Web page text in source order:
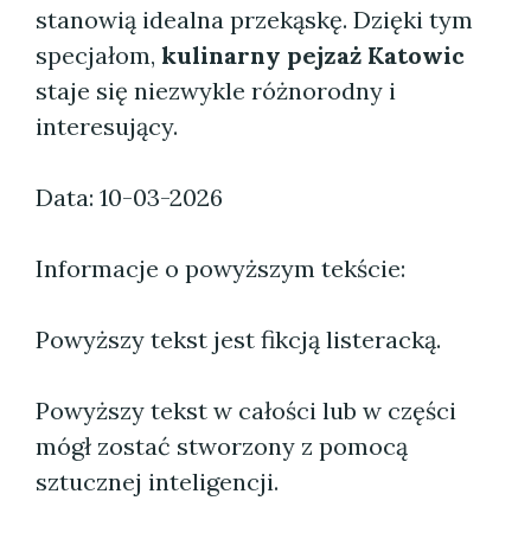
stanowią idealna przekąskę. Dzięki tym
specjałom, kulinarny pejzaż Katowic
staje się niezwykle różnorodny i
interesujący.
Data: 10-03-2026
Informacje o powyższym tekście:
Powyższy tekst jest fikcją listeracką.
Powyższy tekst w całości lub w części
mógł zostać stworzony z pomocą
sztucznej inteligencji.